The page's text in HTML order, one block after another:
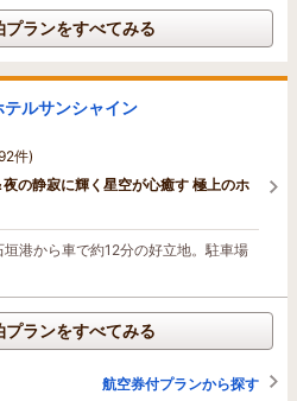
プランをすべてみる
ルサンシャイン
件)
の静寂に輝く星空が心癒す 極上のホ
港から車で約12分の好立地。駐車場
プランをすべてみる
航空券付プランから探す